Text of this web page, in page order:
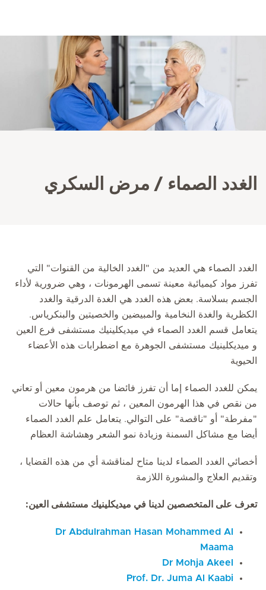
الغدد الصماء / مرض السكري
الغدد الصماء هي العديد من "الغدد الخالية من القنوات" التي
تفرز مواد كيميائية معينة تسمى الهرمونات ، وهي ضرورية لأداء
الجسم بسلاسة. بعض هذه الغدد هي الغدة الدرقية والغدد
الكظرية والغدة النخامية والمبيضين والخصيتين والبنكرياس.
يتعامل قسم الغدد الصماء في ميديكلينيك مستشفى فرع العين
و ميديكلينيك مستشفى الجوهرة مع اضطرابات هذه الأعضاء
الحيوية
يمكن للغدد الصماء إما أن تفرز فائضا من هرمون معين أو تعاني
من نقص في هذا الهرمون المعين ، ثم توصف بأنها حالات
"مفرطة" أو "ناقصة" على التوالي. يتعامل علم الغدد الصماء
أيضا مع مشاكل السمنة وزيادة نمو الشعر وهشاشة العظام
أخصائي الغدد الصماء لدينا متاح لمناقشة أي من هذه القضايا ،
وتقديم العلاج والمشورة اللازمة
تعرف على المتخصصين لدينا في ميديكلينيك مستشفى العين:
Dr Abdulrahman Hasan Mohammed Al
Maama
Dr Mohja Akeel
Prof. Dr. Juma Al Kaabi